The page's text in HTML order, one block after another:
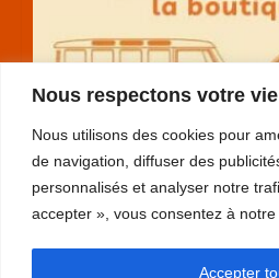
Nous respectons votre
Nous utilisons des cookies pour
de navigation, diffuser des
personnalisés et analyser notre
accepter », vous consentez à notre
Accepter
RGPD